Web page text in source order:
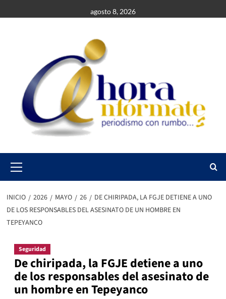
al
agosto 8, 2026
Menu
INICIO 2026 MAYO 26
DE CHIRIPADA, LA FGJE DETIENE A UNO
DE LOS RESPONSABLES DEL ASESINATO DE UN HOMBRE EN
TEPEYANCO
Seguridad
De chiripada, la FGJE detiene a uno
de los responsables del asesinato de
un hombre en Tepeyanco